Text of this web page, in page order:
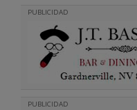
PUBLICIDAD
PUBLICIDAD